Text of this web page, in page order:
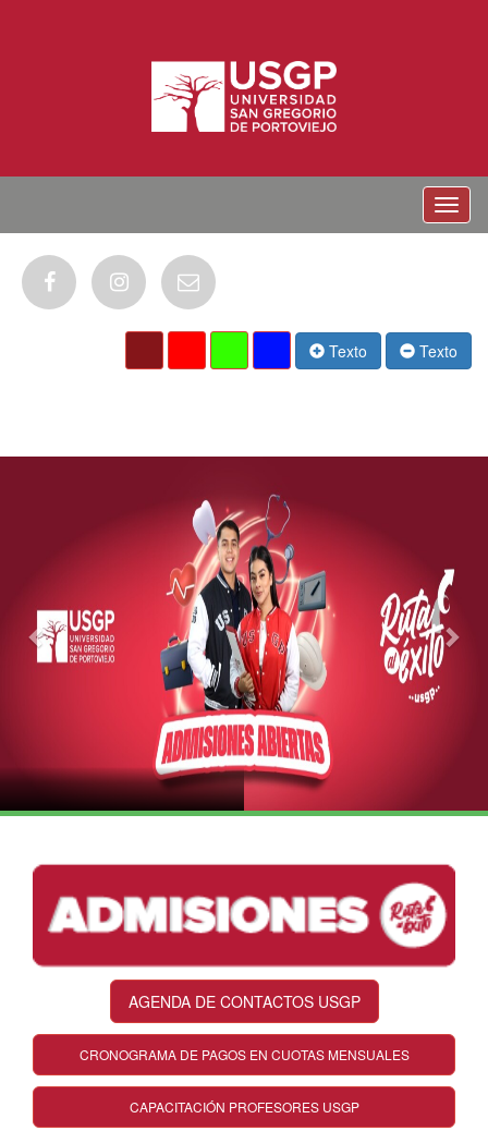
Menu
Texto Texto
AGENDA DE CONTACTOS USGP
CRONOGRAMA DE PAGOS EN CUOTAS MENSUALES
CAPACITACIÓN PROFESORES USGP